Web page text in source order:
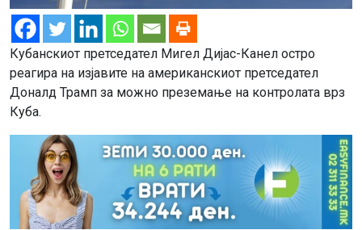
Кубанскиот претседател Мигел Дијас-Канел остро
реагира на изјавите на американскиот претседател
Доналд Трамп за можно преземање на контролата врз
Куба.